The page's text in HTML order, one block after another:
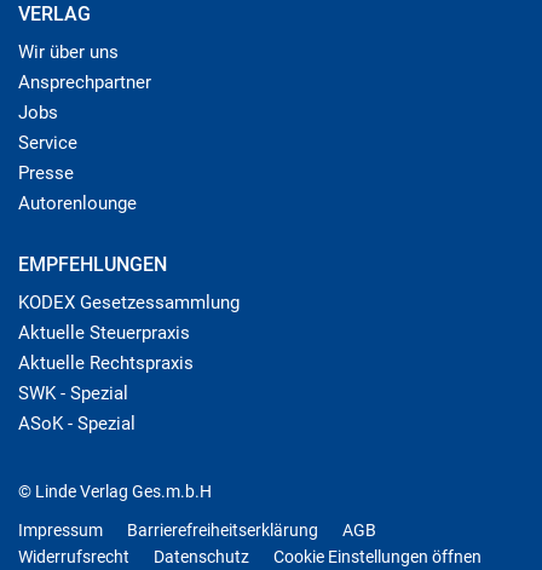
VERLAG
Wir über uns
Ansprechpartner
Jobs
Service
Presse
Autorenlounge
EMPFEHLUNGEN
KODEX Gesetzessammlung
Aktuelle Steuerpraxis
Aktuelle Rechtspraxis
SWK - Spezial
ASoK - Spezial
© Linde Verlag Ges.m.b.H
Impressum
Barrierefreiheitserklärung
AGB
Widerrufsrecht
Datenschutz Cookie Einstellungen öffnen